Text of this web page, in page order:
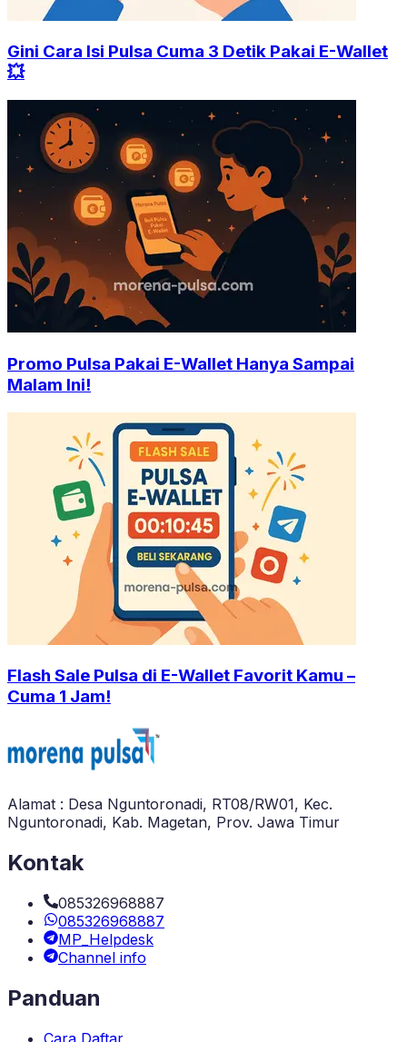
Gini Cara Isi Pulsa Cuma 3 Detik Pakai E-Wallet
💥
Promo Pulsa Pakai E-Wallet Hanya Sampai
Malam Ini!
Flash Sale Pulsa di E-Wallet Favorit Kamu –
Cuma 1 Jam!
Alamat : Desa Nguntoronadi, RT08/RW01, Kec.
Nguntoronadi, Kab. Magetan, Prov. Jawa Timur
Kontak
085326968887
085326968887
MP_Helpdesk
Channel info
Panduan
Cara Daftar